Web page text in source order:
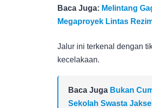
Baca Juga: Melintang
Megaproyek Lintas
Jalur ini terkenal dengan
kecelakaan.
Baca Juga Bukan
Sekolah Swasta Jaksel